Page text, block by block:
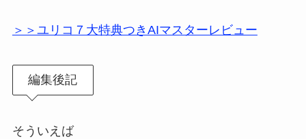
＞＞ユリコ７大特典つきAIマスターレビュー
編集後記
そういえば